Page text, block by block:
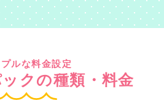
ルな料金設定
クの種類・料金